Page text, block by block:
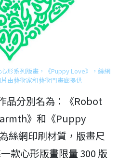
形系列版畫，《Puppy Love》，絲網
由藝術家和藝術門畫廊提供
品分別名為：《Robot
》和《Puppy
絲網印刷材質，版畫尺
款心形版畫限量 300 版